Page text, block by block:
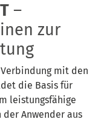
–
zur
mit den
die Basis für
leistungsfähige
der Anwender aus